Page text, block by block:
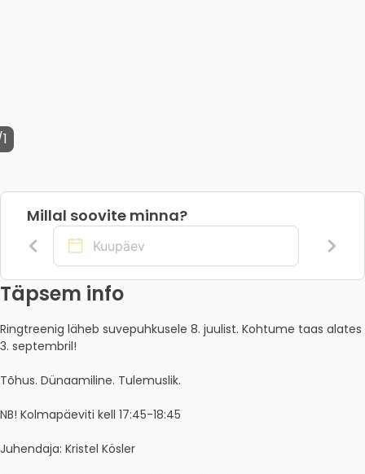
Täpsem info
Ringtreenig läheb suvepuhkusele 8. juulist. Kohtume taas alates
3. septembril!
Tõhus. Dünaamiline. Tulemuslik.
NB! Kolmapäeviti kell 17:45-18:45
Juhendaja: Kristel Kösler
Millal soovite minna?